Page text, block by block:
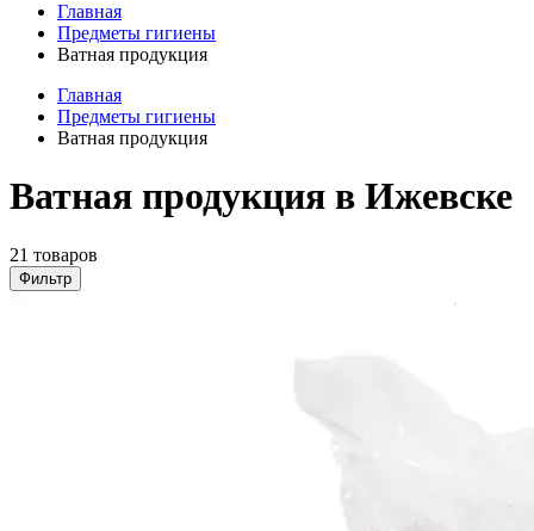
Главная
Предметы гигиены
Ватная продукция
Главная
Предметы гигиены
Ватная продукция
Ватная продукция в Ижевске
21 товаров
Фильтр